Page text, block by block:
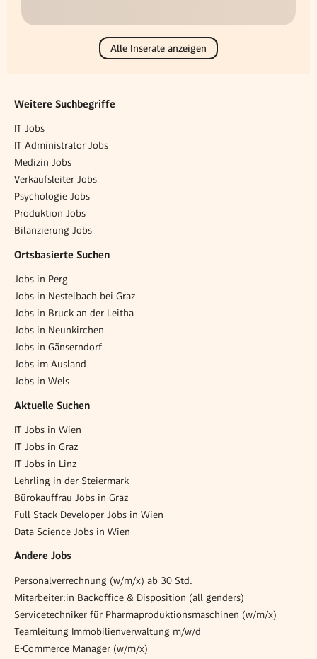
Alle Inserate anzeigen
Weitere Suchbegriffe
IT Jobs
IT Administrator Jobs
Medizin Jobs
Verkaufsleiter Jobs
Psychologie Jobs
Produktion Jobs
Bilanzierung Jobs
Ortsbasierte Suchen
Jobs in Perg
Jobs in Nestelbach bei Graz
Jobs in Bruck an der Leitha
Jobs in Neunkirchen
Jobs in Gänserndorf
Jobs im Ausland
Jobs in Wels
Aktuelle Suchen
IT Jobs in Wien
IT Jobs in Graz
IT Jobs in Linz
Lehrling in der Steiermark
Bürokauffrau Jobs in Graz
Full Stack Developer Jobs in Wien
Data Science Jobs in Wien
Andere Jobs
Personalverrechnung (w/m/x) ab 30 Std.
Mitarbeiter:in Backoffice & Disposition (all genders)
Servicetechniker für Pharmaproduktionsmaschinen (w/m/x)
Teamleitung Immobilienverwaltung m/w/d
E-Commerce Manager (w/m/x)